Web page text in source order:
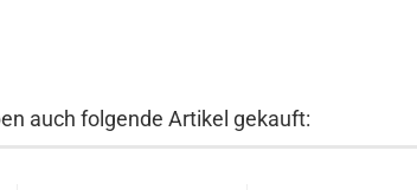
auch folgende Artikel gekauft: